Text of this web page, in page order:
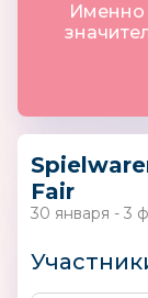
Именно
Fair
30 января - 3